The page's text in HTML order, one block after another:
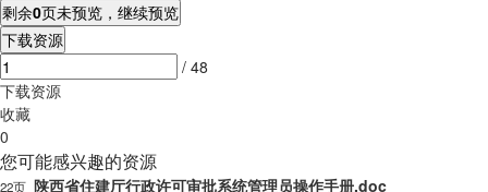
剩余0页未预览，继续预览
下载资源
/ 48
下载资源
收藏
0
您可能感兴趣的资源
22页 陕西省住建厅行政许可审批系统管理员操作手册.doc